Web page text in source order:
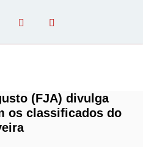
(FJA) divulga
os classificados do